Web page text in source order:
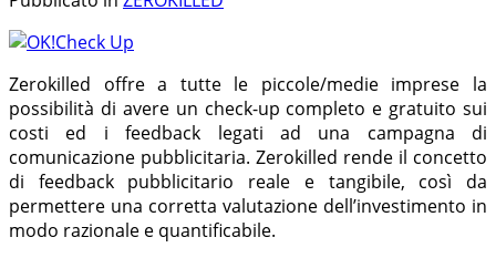
Zerokilled offre a tutte le piccole/medie imprese la
possibilità di avere un check-up completo e gratuito sui
costi ed i feedback legati ad una campagna di
comunicazione pubblicitaria. Zerokilled rende il concetto
di feedback pubblicitario reale e tangibile, così da
permettere una corretta valutazione dell’investimento in
modo razionale e quantificabile.